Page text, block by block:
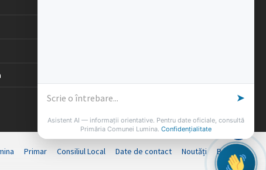
Primar Consiliul Local Date de contact Noutăți B-AWARE
➤
Asistent AI — informații orientative. Pentru date oficiale, consultă
Primăria Comunei Lumina. Confidențialitate